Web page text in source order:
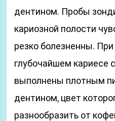
дентином. Пробы
кариозной полости
резко болезненны.
глубочайшем кариесе
выполнены плотным
дентином, цвет
разнообразить от